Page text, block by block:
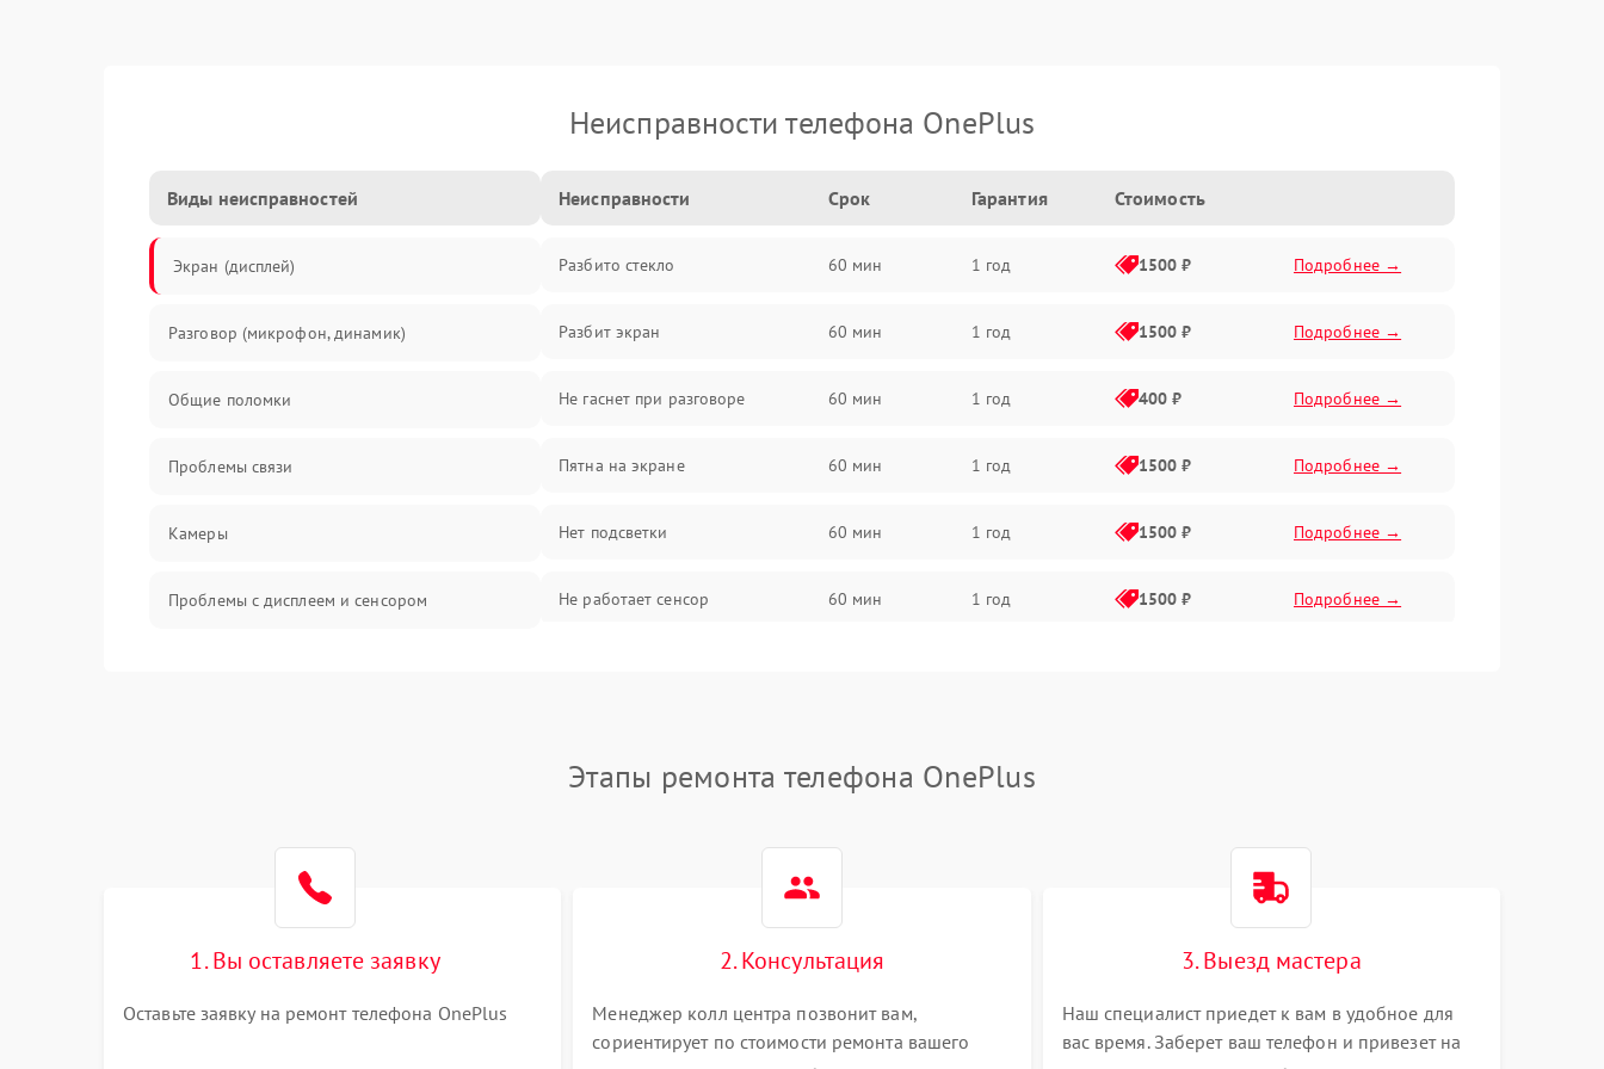
Неисправности телефона OnePlus
Виды неисправностей
Экран (дисплей)
Разговор (микрофон, динамик)
Общие поломки
Проблемы связи
Камеры
Проблемы с дисплеем и сенсором
Неисправности Срок Гарантия Стоимость
Разбито стекло 60 мин 1 год 1500 ₽ Подробнее →
Разбит экран 60 мин 1 год 1500 ₽ Подробнее →
Не гаснет при разговоре 60 мин 1 год 400 ₽ Подробнее →
Пятна на экране 60 мин 1 год 1500 ₽ Подробнее →
Нет подсветки 60 мин 1 год 1500 ₽ Подробнее →
Не работает сенсор 60 мин 1 год 1500 ₽ Подробнее →
Не работает Face ID 60 мин
Этапы ремонта телефона OnePlus
1. Вы оставляете заявку
Оставьте заявку на ремонт телефона OnePlus
2. Консультация
Менеджер колл центра позвонит вам,
сориентирует по стоимости ремонта вашего
3. Выезд мастера
Наш специалист приедет к вам в удобное для
вас время. Заберет ваш телефон и привезет на